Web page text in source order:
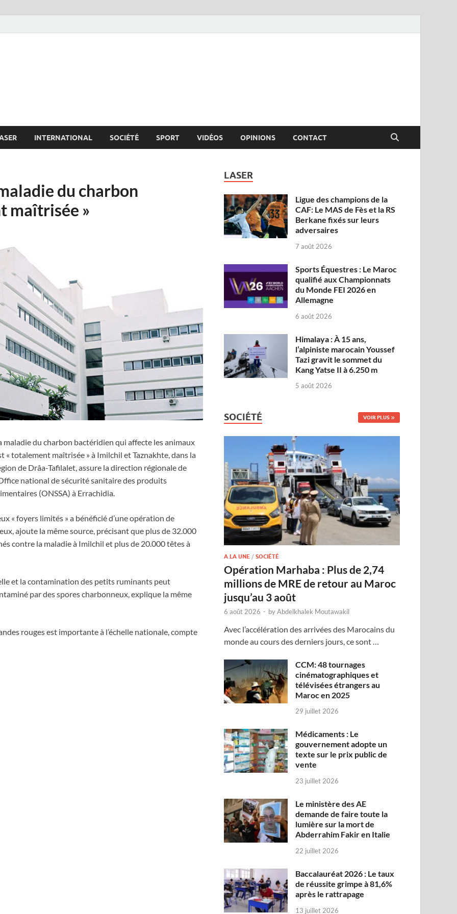
INTERNATIONAL SOCIÉTÉ SPORT VIDÉOS OPINIONS CONTACT
du charbon
maîtrisée »
maladie du charbon bactéridien qui affecte les animaux
« totalement maîtrisée » à Imilchil et Taznakhte, dans la
de Drâa-Tafilalet, assure la direction régionale de
national de sécurité sanitaire des produits
(ONSSA) à Errachidia.
« foyers limités » a bénéficié d’une opération de
ajoute la même source, précisant que plus de 32.000
contre la maladie à Imilchil et plus de 20.000 têtes à
et la contamination des petits ruminants peut
par des spores charbonneux, explique la même
rouges est importante à l’échelle nationale, compte
LASER
Ligue des champions de la
CAF: Le MAS de Fès et la RS
Berkane fixés sur leurs
adversaires
7 août 2026
Sports Équestres : Le Maroc
qualifié aux Championnats
du Monde FEI 2026 en
Allemagne
6 août 2026
Himalaya : À 15 ans,
l’alpiniste marocain Youssef
Tazi gravit le sommet du
Kang Yatse II à 6.250 m
5 août 2026
SOCIÉTÉ VOIR PLUS
A LA UNE /SOCIÉTÉ
Opération Marhaba : Plus de 2,74
millions de MRE de retour au Maroc
jusqu’au 3 août
6 août 2026 - byAbdelkhalek Moutawakil
Avec l’accélération des arrivées des Marocains du
monde au cours des derniers jours, ce sont …
CCM: 48 tournages
cinématographiques et
télévisées étrangers au
Maroc en 2025
29 juillet 2026
Médicaments : Le
gouvernement adopte un
texte sur le prix public de
vente
23 juillet 2026
Le ministère des AE
demande de faire toute la
lumière sur la mort de
Abderrahim Fakir en Italie
22 juillet 2026
Baccalauréat 2026 : Le taux
de réussite grimpe à 81,6%
après le rattrapage
13 juillet 2026